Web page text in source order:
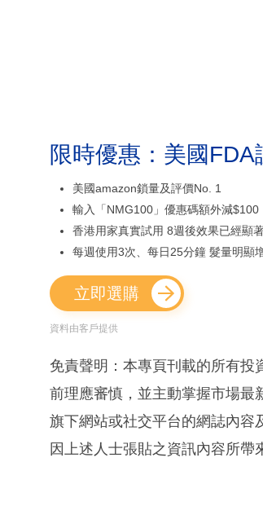
限時優惠：美國
美國amazon鎖量及評價No. 1
輸入「NMG100」優惠碼額外減$100
香港用家真實試用 8週後效果已經顯
每週使用3次、每日25分鐘 髮量明顯
立即選購
資料由客戶提供
免責聲明：本專頁刊載的所有投
前理應審慎，並主動掌握市場最
旗下網站或社交平台的網誌內容
因上述人士張貼之資訊內容所帶